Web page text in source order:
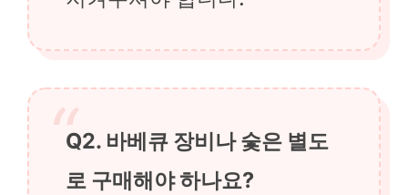
Q2. 바베큐 장비나 숯은 별도
로 구매해야 하나요?